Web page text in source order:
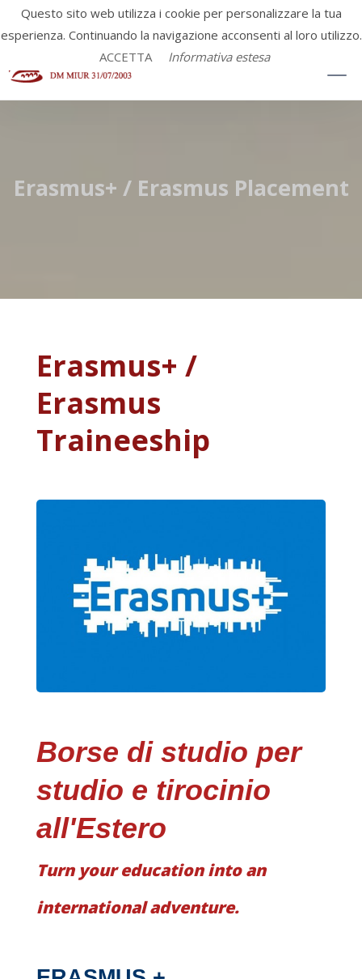
Questo sito web utilizza i cookie per personalizzare la tua
esperienza. Continuando la navigazione acconsenti al loro utilizzo.
ACCETTA
Informativa estesa
Erasmus+ / Erasmus Placement
Erasmus+ /
Erasmus
Traineeship
Borse di studio per
studio e tirocinio
all'Estero
Turn your education into an
international adventure.